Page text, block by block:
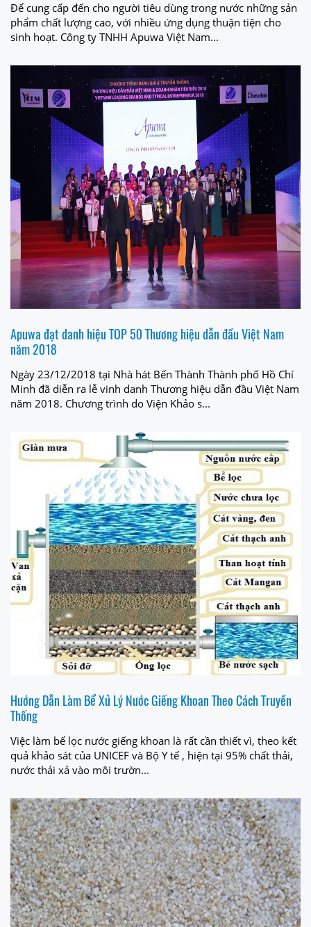
Để cung cấp đến cho người tiêu dùng trong nước những sản
phẩm chất lượng cao, với nhiều ứng dụng thuận tiện cho
sinh hoạt. Công ty TNHH Apuwa Việt Nam...
Apuwa đạt danh hiệu TOP 50 Thương hiệu dẫn đầu Việt Nam
năm 2018
Ngày 23/12/2018 tại Nhà hát Bến Thành Thành phố Hồ Chí
Minh đã diễn ra lễ vinh danh Thương hiệu dẫn đầu Việt Nam
năm 2018. Chương trình do Viện Khảo s...
Hướng Dẫn Làm Bể Xử Lý Nước Giếng Khoan Theo Cách Truyền
Thống
Việc làm bể lọc nước giếng khoan là rất cần thiết vì, theo kết
quả khảo sát của UNICEF và Bộ Y tế , hiện tại 95% chất thải,
nước thải xả vào môi trườn...